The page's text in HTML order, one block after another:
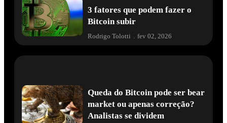
3 fatores que podem fazer o
Bitcoin subir
Rodrigo Tolotti fev 02, 2026
Queda do Bitcoin pode ser bear
market ou apenas correção?
Analistas se dividem